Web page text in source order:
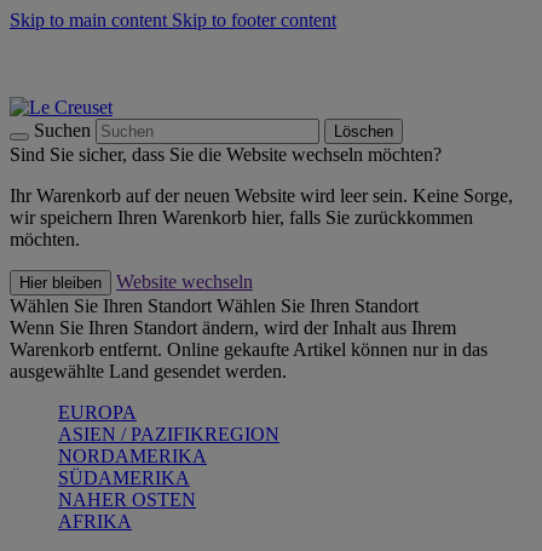
Skip to main content Skip to footer content
Suchen Löschen
Sind Sie sicher, dass Sie die Website wechseln möchten?
Ihr Warenkorb auf der neuen Website wird leer sein. Keine Sorge,
wir speichern Ihren Warenkorb hier, falls Sie zurückkommen
möchten.
Hier bleiben
Website wechseln
Wählen Sie Ihren Standort Wählen Sie Ihren Standort
Wenn Sie Ihren Standort ändern, wird der Inhalt aus Ihrem
Warenkorb entfernt. Online gekaufte Artikel können nur in das
ausgewählte Land gesendet werden.
EUROPA
ASIEN / PAZIFIKREGION
NORDAMERIKA
SÜDAMERIKA
NAHER OSTEN
AFRIKA